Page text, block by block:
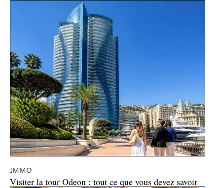
IMMO
Visiter la tour Odeon : tout ce que vous devez savoir